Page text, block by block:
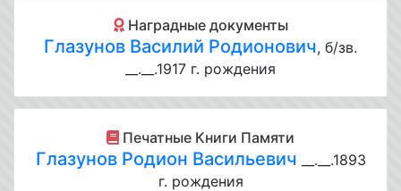
Наградные документы
Глазунов Василий Родионович, б/зв.
__.__.1917 г. рождения
Печатные Книги Памяти
Глазунов Родион Васильевич __.__.1893
г. рождения